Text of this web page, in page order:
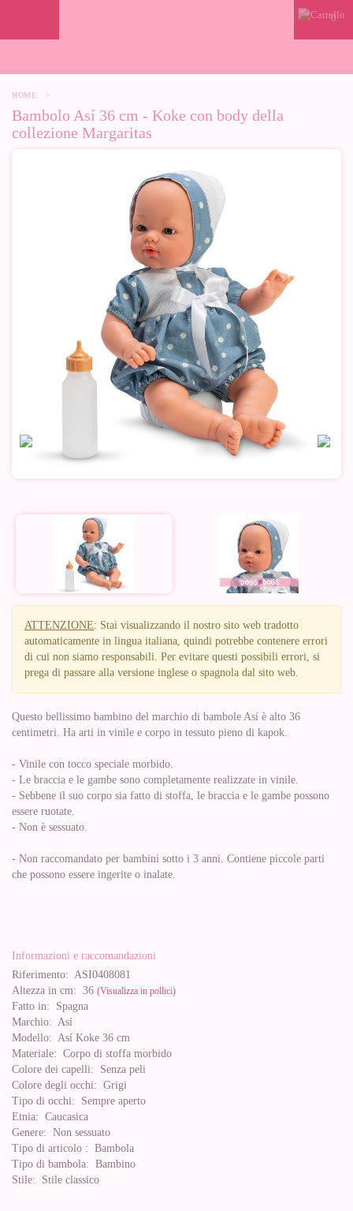
0
HOME >
Bambolo Así 36 cm - Koke con body della
collezione Margaritas
ATTENZIONE: Stai visualizzando il nostro sito web tradotto
automaticamente in lingua italiana, quindi potrebbe contenere errori
di cui non siamo responsabili. Per evitare questi possibili errori, si
prega di passare alla versione inglese o spagnola dal sito web.
Questo bellissimo bambino del marchio di bambole Así è alto 36
centimetri. Ha arti in vinile e corpo in tessuto pieno di kapok.
- Vinile con tocco speciale morbido.
- Le braccia e le gambe sono completamente realizzate in vinile.
- Sebbene il suo corpo sia fatto di stoffa, le braccia e le gambe possono
essere ruotate.
- Non è sessuato.
- Non raccomandato per bambini sotto i 3 anni. Contiene piccole parti
che possono essere ingerite o inalate.
Informazioni e raccomandazioni
Riferimento: ASI0408081
Altezza in cm: 36 (Visualizza in pollici)
Fatto in: Spagna
Marchio: Así
Modello: Así Koke 36 cm
Materiale: Corpo di stoffa morbido
Colore dei capelli: Senza peli
Colore degli occhi: Grigi
Tipo di occhi: Sempre aperto
Etnia: Caucasica
Genere: Non sessuato
Tipo di articolo : Bambola
Tipo di bambola: Bambino
Stile: Stile classico